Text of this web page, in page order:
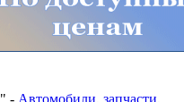
" - Автомобили, запчасти,